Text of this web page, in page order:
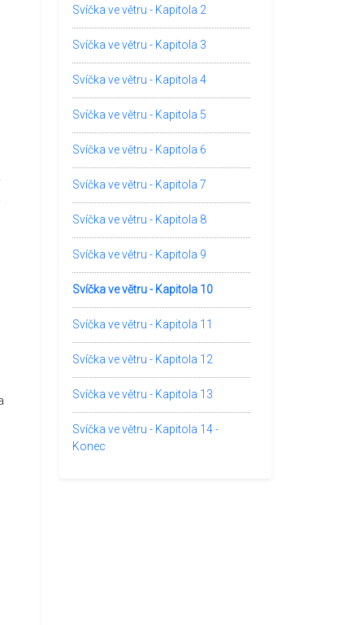
Svíčka ve větru - Kapitola 2
Svíčka ve větru - Kapitola 3
Svíčka ve větru - Kapitola 4
Svíčka ve větru - Kapitola 5
Svíčka ve větru - Kapitola 6
Svíčka ve větru - Kapitola 7
Svíčka ve větru - Kapitola 8
Svíčka ve větru - Kapitola 9
Svíčka ve větru - Kapitola 10
Svíčka ve větru - Kapitola 11
Svíčka ve větru - Kapitola 12
Svíčka ve větru - Kapitola 13
Svíčka ve větru - Kapitola 14 -
Konec